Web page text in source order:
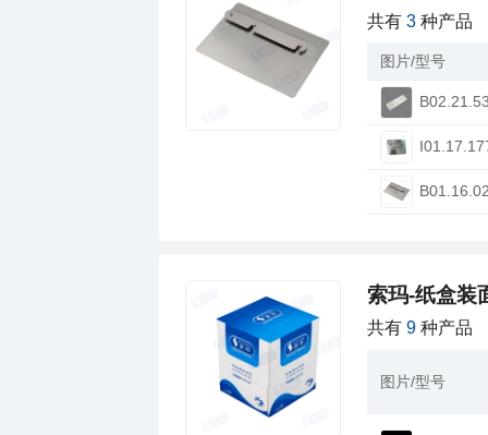
共有3 种产品
图片/型号
索玛-纸盒装
共有9 种产品
图片/型号